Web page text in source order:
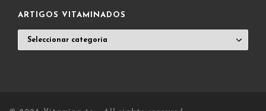
ARTIGOS VITAMINADOS
VITAMINADOS